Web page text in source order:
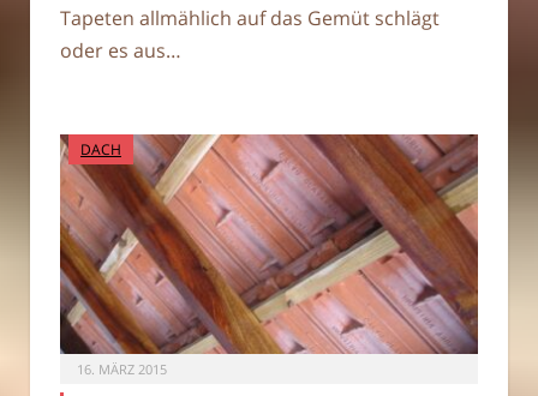
Tapeten allmählich auf das Gemüt schlägt
oder es aus…
DACH
16. MÄRZ 2015